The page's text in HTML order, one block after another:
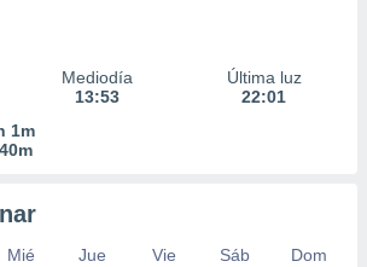
Mediodía
13:53
Última luz
22:01
1m
40m
Mié Jue Vie Sáb
Dom